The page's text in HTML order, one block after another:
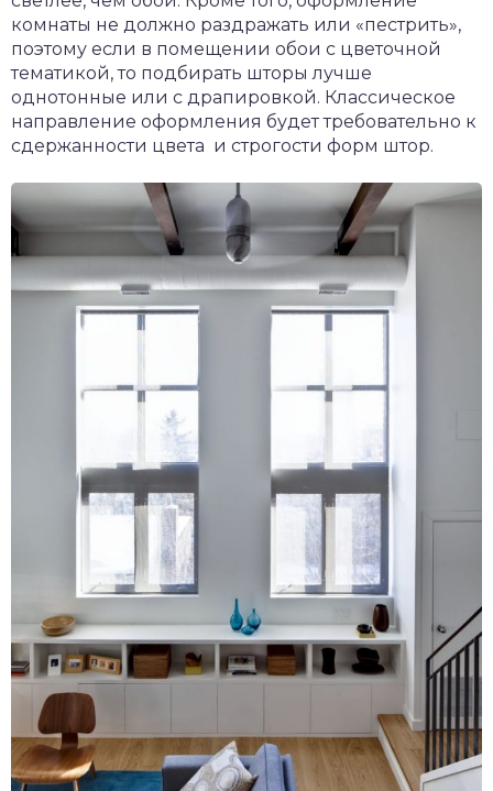
комнаты не должно раздражать или «пестрить»,
поэтому если в помещении обои с цветочной
тематикой, то подбирать шторы лучше
однотонные или с драпировкой. Классическое
направление оформления будет требовательно к
сдержанности цвета и строгости форм штор.